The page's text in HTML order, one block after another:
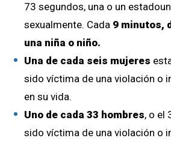
73 segundos, una o un
sexualmente. Cada 9 minutos,
una niña o niño.
Una de cada seis mujeres
sido víctima de una violación o
en su vida.
Uno de cada 33 hombres, o el
sido víctima de una violación o